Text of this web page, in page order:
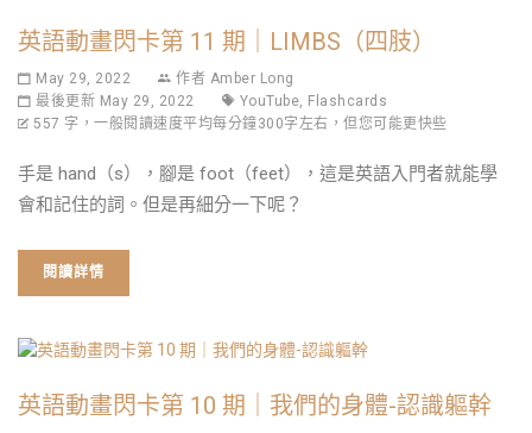
英語動畫閃卡第 11 期｜LIMBS（四肢）
May 29, 2022 作者 Amber Long
最後更新 May 29, 2022
YouTube Flashcards
557 字，一般閱讀速度平均每分鐘300字左右，但您可能更快些
手是 hand（s），腳是 foot（feet），這是英語入門者就能學
會和記住的詞。但是再細分一下呢？
閱讀詳情
英語動畫閃卡第 10 期｜我們的身體-認識軀幹